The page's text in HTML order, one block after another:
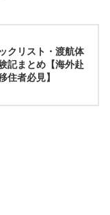
クリスト・渡航体
記まとめ【海外赴
住者必見】